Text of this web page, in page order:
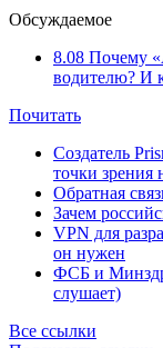
Обсуждаемое
8.08 Почему
водителю? И
Почитать
Создатель
точки зрения
Обратная
Зачем
VPN для
он нужен
ФСБ и
слушает)
Все ссылки